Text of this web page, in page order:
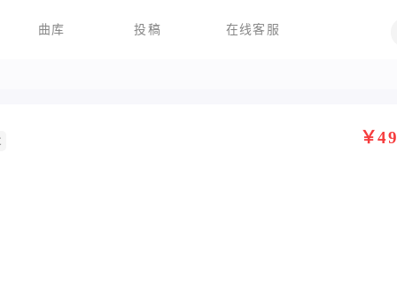
曲库 投稿 在线客服
￥